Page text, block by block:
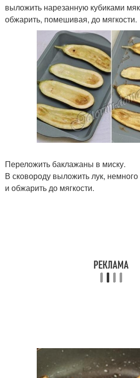
выложить нарезанную кубиками
обжарить, помешивая, до мягкости.
Переложить баклажаны в миску.
В сковороду выложить лук,
и обжарить до мягкости.